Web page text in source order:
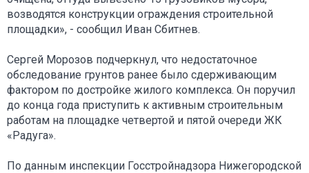
возводятся конструкции ограждения строительной
площадки», - сообщил Иван Сбитнев.
Сергей Морозов подчеркнул, что недостаточное
обследование грунтов ранее было сдерживающим
фактором по достройке жилого комплекса. Он поручил
до конца года приступить к активным строительным
работам на площадке четвертой и пятой очереди ЖК
«Радуга».
По данным инспекции Госстройнадзора Нижегородской